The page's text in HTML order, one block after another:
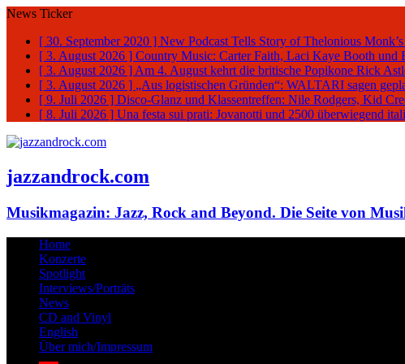
News Ticker
[ 30. September 2020 ] New Podcast Tells Story of Thelonious
[ 3. August 2026 ] Country Music: Carter Faith, Laci Kaye Booth und
[ 3. August 2026 ] Am 4. August kehrt die britische Popikone Rick
[ 3. August 2026 ] „Aus logistischen Gründen“: WALTARI sagen
[ 9. Juli 2026 ] Disco-Glanz und Klassentreffen: Nile Rodgers, Kid
[ 8. Juli 2026 ] Una festa sui prati: Jovanotti und 2500 überwiegend
jazzandrock.com
Musikmagazin: Jazz, Rock and Beyond. Die Seite von
Home
Konzerte
Spotlight
Interviews/Porträts
News
CD and Vinyl
English
Über mich/Impressum